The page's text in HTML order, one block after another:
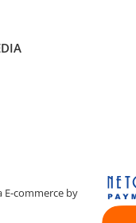
E-commerce by